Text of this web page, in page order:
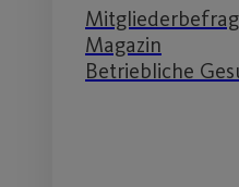
Magazin
Betriebliche